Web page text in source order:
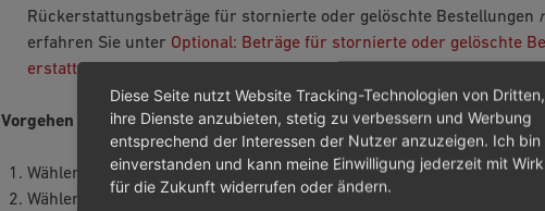
Rückerstattungsbeträge für stornierte oder gelöschte Bestellungen
erfahren Sie unter Optional: Beträge für stornierte oder gelöschte
erstatten
Vorgehen
Wählen SieBestellungen verwalten ‣ Bestellungen.
Wählen Sie die Bestellung.
Diese Seite nutzt Website Tracking-Technologien von
ihre Dienste anzubieten, stetig zu verbessern und Werbung
entsprechend der Interessen der Nutzer anzuzeigen. Ich bin
einverstanden und kann meine Einwilligung jederzeit mit
für die Zukunft widerrufen oder ändern.